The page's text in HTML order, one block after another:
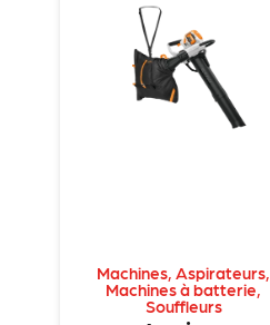
Machines,Aspirateurs,
Machines à batterie,
Souffleurs